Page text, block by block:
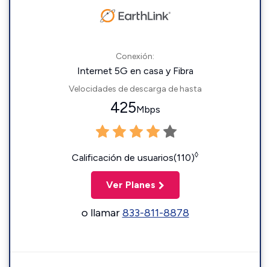
Conexión:
Internet 5G en casa y Fibra
Velocidades de descarga de hasta
425Mbps
Calificación de usuarios(110)◊
Ver Planes
o llamar833-811-8878